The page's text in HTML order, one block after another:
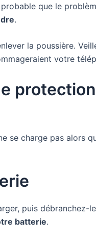
que le
.
la poussière.
votre
protection
se charge pas alors
puis débranchez-
batterie.